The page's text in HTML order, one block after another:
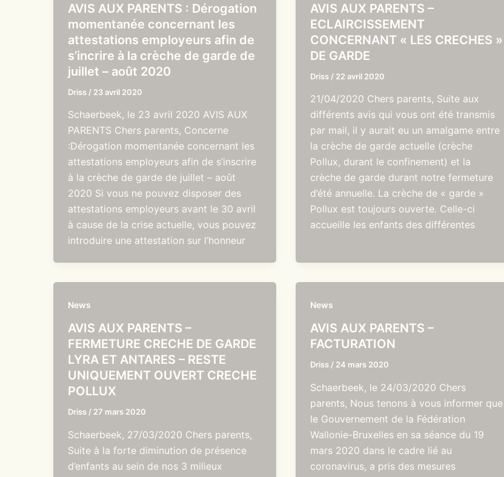
AVIS AUX PARENTS : Dérogation
momentanée concernant les
attestations employeurs afin de
s’incrire à la crèche de garde de
juillet – août 2020
Driss / 23 avril 2020
Schaerbeek, le 23 avril 2020 AVIS AUX
PARENTS Chers parents, Concerne
:Dérogation momentanée concernant les
attestations employeurs afin de s’inscrire
à la crèche de garde de juillet – août
2020 Si vous ne pouvez disposer des
attestations employeurs avant le 30 avril
à cause de la crise actuelle, vous pouvez
introduire une attestation sur l’honneur
AVIS AUX PARENTS –
ECLAIRCISSEMENT
CONCERNANT « LES CRECHES »
DE GARDE
Driss / 22 avril 2020
21/04/2020 Chers parents, Suite aux
différents avis qui vous ont été transmis
par mail, il y aurait eu un amalgame entre
la crèche de garde actuelle (crèche
Pollux, durant le confinement) et la
crèche de garde durant notre fermeture
d’été annuelle. La crèche de « garde »
Pollux est toujours ouverte. Celle-ci
accueille les enfants des différentes
News
AVIS AUX PARENTS –
FERMETURE CRECHE DE GARDE
LYRA ET ANTARES – RESTE
UNIQUEMENT OUVERT CRECHE
POLLUX
Driss / 27 mars 2020
Schaerbeek, 27/03/2020 Chers parents,
Suite à la forte diminution de présence
d’enfants au sein de nos 3 milieux
News
AVIS AUX PARENTS –
FACTURATION
Driss / 24 mars 2020
Schaerbeek, le 24/03/2020 Chers
parents, Nous tenons à vous informer que
le Gouvernement de la Fédération
Wallonie-Bruxelles en sa séance du 19
mars 2020 dans le cadre lié au
coronavirus, a pris des mesures